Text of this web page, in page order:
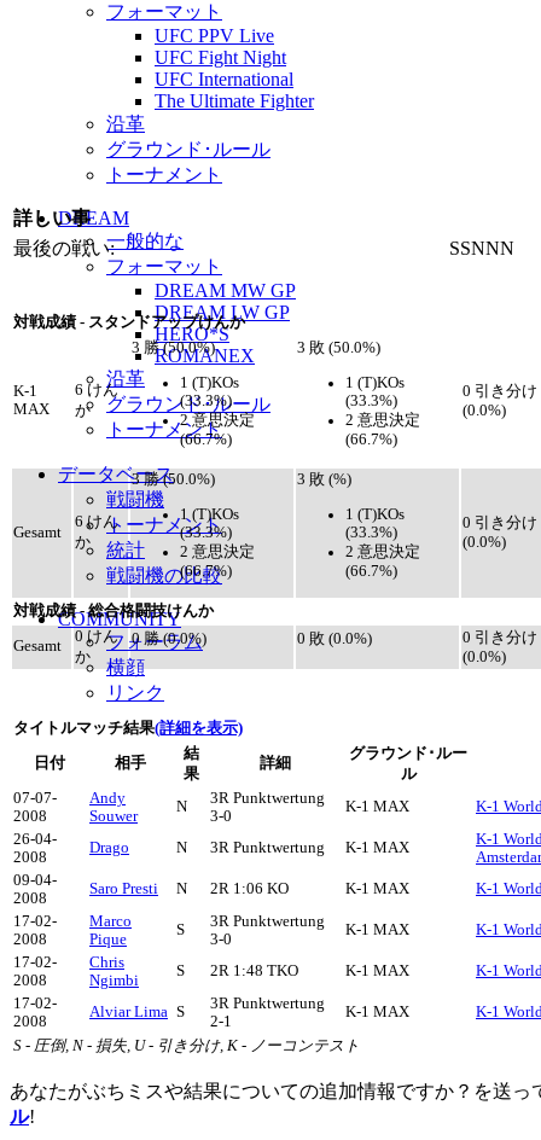
フォーマット
UFC PPV Live
UFC Fight Night
UFC International
The Ultimate Fighter
沿革
グラウンド･ルール
トーナメント
DREAM
一般的な
フォーマット
DREAM MW GP
DREAM LW GP
HERO*S
ROMANEX
沿革
グラウンド･ルール
トーナメント
データベース
戦闘機
トーナメント
統計
戦闘機の比較
COMMUNITY
フォーラム
横顔
リンク
詳しい事
最後の戦い:
SSNNN
対戦成績 - スタンドアップけんか
K-1
MAX
6 けん
か
3 勝 (50.0%)
1 (T)KOs
(33.3%)
2 意思決定
(66.7%)
3 敗 (50.0%)
1 (T)KOs
(33.3%)
2 意思決定
(66.7%)
0 引き分け
(0.0%)
Gesamt
6 けん
か
3 勝 (50.0%)
1 (T)KOs
(33.3%)
2 意思決定
(66.7%)
3 敗 (%)
1 (T)KOs
(33.3%)
2 意思決定
(66.7%)
0 引き分け
(0.0%)
対戦成績 - 総合格闘技けんか
Gesamt
0 けん
か
0 勝 (0.0%) 0 敗 (0.0%)
0 引き分け
(0.0%)
タイトルマッチ結果(詳細を表示)
日付 相手
結
果
詳細
グラウンド･ルー
ル
07-07-
2008
Andy
Souwer
N
3R Punktwertung
3-0
K-1 MAX
K-1
26-04-
2008
Drago N 3R Punktwertung K-1 MAX
K-1
09-04-
2008
Saro Presti N 2R 1:06 KO K-1 MAX
K-1
17-02-
2008
Marco
Pique
S
3R Punktwertung
3-0
K-1 MAX
K-1
17-02-
2008
Chris
Ngimbi
S 2R 1:48 TKO K-1 MAX
K-1
17-02-
2008
Alviar Lima S
3R Punktwertung
2-1
K-1 MAX
K-1
S - 圧倒, N - 損失, U - 引き分け, K - ノーコンテスト
あなたがぶちミスや結果についての追加情報ですか？を送っ
ル!